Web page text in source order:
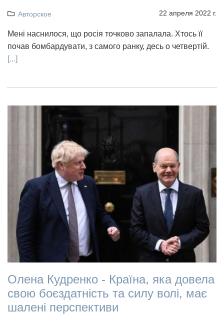
Авторское 22 апреля 2022 г.
Мені наснилося, що росія точково запалала. Хтось її
почав бомбардувати, з самого ранку, десь о четвертій.
[...]
Олена Кудренко - Країна, яка довела
свою боєздатність та силу волі, має
шалені перспективи